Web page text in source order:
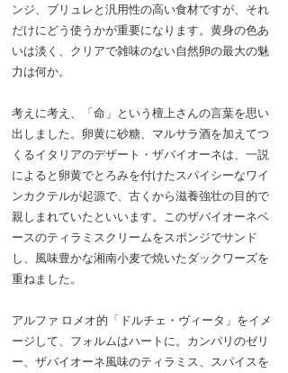
ンジ、ブリュレと汎用性の高い食材ですが、それ
だけにどう使うかが重要になります。黄身の色あ
いは淡く、クリアで雑味のない自然卵の最大の魅
力は何か。
考えに考え、「命」という檀上さんの言葉を思い
出しました。卵黄に砂糖、マルサラ酒を加えてつ
くるイタリアのデザート・ザバイオーネは、一説
によると卵黄でとろみを付けたスパイシーなワイ
ンカクテルが起源で、古くから滋養強壮の目的で
親しまれていたといいます。このザバイオーネベ
ースのティラミスクリームをスポンジでサンド
し、風味豊かな湘南小麦で焼いたダックワーズを
重ねました。
アルファ ロメオ的「ドルチェ・ヴィータ」をイメ
ージして、フォルムはハートに。カンパリのゼリ
ー、ザバイオーネ風味のティラミス、スパイスを